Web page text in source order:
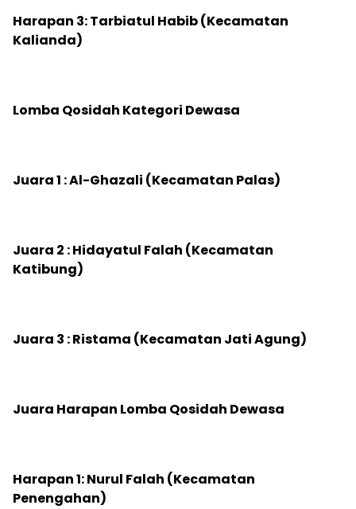
‎Harapan 3: Tarbiatul Habib (Kecamatan
Kalianda)
‎Lomba Qosidah Kategori Dewasa
‎Juara 1 : Al-Ghazali (Kecamatan Palas)
‎Juara 2 : Hidayatul Falah (Kecamatan
Katibung)
‎Juara 3 : Ristama (Kecamatan Jati Agung)
‎Juara Harapan Lomba Qosidah Dewasa
‎Harapan 1: Nurul Falah (Kecamatan
Penengahan)